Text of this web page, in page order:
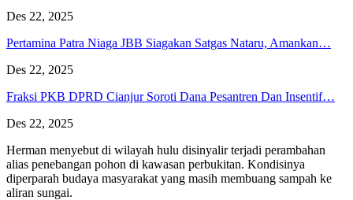
Des 22, 2025
Pertamina Patra Niaga JBB Siagakan Satgas Nataru, Amankan…
Des 22, 2025
Fraksi PKB DPRD Cianjur Soroti Dana Pesantren Dan Insentif…
Des 22, 2025
Herman menyebut di wilayah hulu disinyalir terjadi perambahan
alias penebangan pohon di kawasan perbukitan. Kondisinya
diperparah budaya masyarakat yang masih membuang sampah ke
aliran sungai.